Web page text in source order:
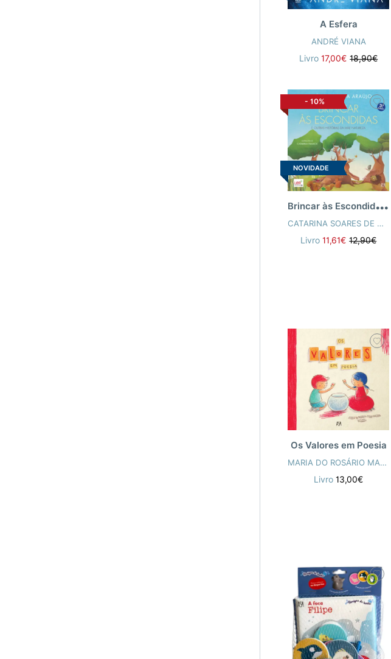
A Esfera
ANDRÉ VIANA
Livro17,00€ 18,90€
- 10%
NOVIDADE
B
rincar às Escondidas e outras histórias da Mãe Natureza
CATARINA SOARES DE ALBERGARIA DE FRANÇA
Livro11,61€ 12,90€
Os Valores em Poesia
MARIA DO ROSÁRIO MACEDO
Livro13,00€